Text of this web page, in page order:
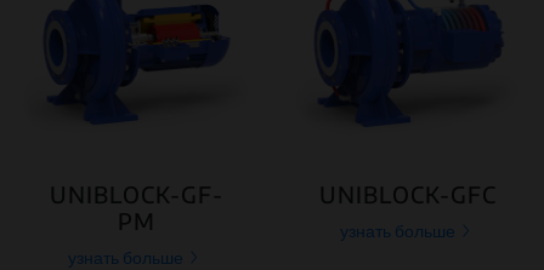
UNIBLOCK-GF-
PM
узнать больше
UNIBLOCK-GFC
узнать больше